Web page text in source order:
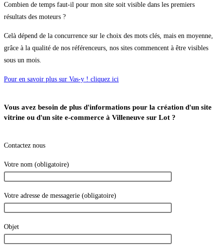
Combien de temps faut-il pour mon site soit visible dans les premiers
résultats des moteurs ?
Celà dépend de la concurrence sur le choix des mots clés, mais en moyenne,
grâce à la qualité de nos référenceurs, nos sites commencent à être visibles
sous un mois.
Pour en savoir plus sur Vas-y ! cliquez ici
Vous avez besoin de plus d'informations pour la création d'un site
vitrine ou d'un site e-commerce à Villeneuve sur Lot ?
Contactez nous
Votre nom (obligatoire)
Votre adresse de messagerie (obligatoire)
Objet